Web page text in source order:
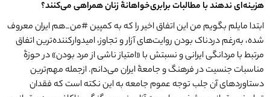
هزینهای ندهند با مطالبات برابریخواهانۀ زنان همراهی میکنند؟
ابتدا مایلم بگویم من این اتفاق اخیر را که به کمپین #من_هم ایران معروف
شده، به‌رغم دردناک بودن روایت‌های آزار و تجاوز، امیدوارکننده‌ترین اتفاق
مرتبط با مردانگی ایرانی و نسبتش با «امتیاز ناشی ‌از مرد بودن» در حوزۀ
مناسبات جنسیت در فرهنگ و جامعۀ‌ ایران می‌دانم. ازجمله مهم‌ترین
دستاوردهای آن جلب توجه عموم جامعه به این نکته است که فقدان